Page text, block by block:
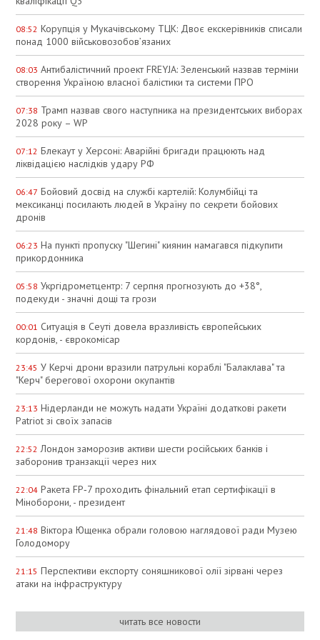
08:52 Корупція у Мукачівському ТЦК: Двоє екскерівників списали
понад 1000 військовозобов’язаних
08:03 Антибалістичний проект FREYJA: Зеленський назвав терміни
створення Україною власної балістики та системи ПРО
07:38 Трамп назвав свого наступника на президентських виборах
2028 року – WP
07:12 Блекаут у Херсоні: Аварійні бригади працюють над
ліквідацією наслідків удару РФ
06:47 Бойовий досвід на службі картелій: Колумбійці та
мексиканці посилають людей в Україну по секрети бойових
дронів
06:23 На пункті пропуску "Шегині" киянин намагався підкупити
прикордонника
05:58 Укргідрометцентр: 7 серпня прогнозують до +38°,
подекуди - значні дощі та грози
00:01 Ситуація в Сеуті довела вразливість європейських
кордонів, - єврокомісар
23:45 У Керчі дрони вразили патрульні кораблі "Балаклава" та
"Керч" берегової охорони окупантів
23:13 Нідерланди не можуть надати Україні додаткові ракети
Patriot зі своїх запасів
22:52 Лондон заморозив активи шести російських банків і
заборонив транзакції через них
22:04 Ракета FP‑7 проходить фінальний етап сертифікації в
Міноборони, - президент
21:48 Віктора Ющенка обрали головою наглядової ради Музею
Голодомору
21:15 Перспективи експорту соняшникової олії зірвані через
атаки на інфраструктуру
читать все новости